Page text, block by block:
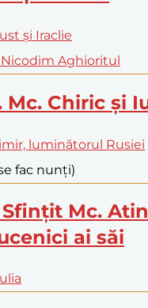
și Iraclie
Nicodim Aghioritul
Mc. Chiric și
luminătorul Rusiei
fac nunți)
Sfințit Mc.
ai săi